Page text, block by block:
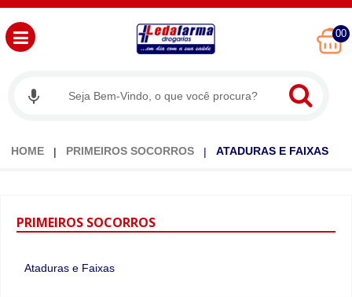
00
HOME PRIMEIROS SOCORROS ATADURAS E FAIXAS
PRIMEIROS SOCORROS
Ataduras e Faixas